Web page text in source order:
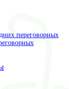
переговорных